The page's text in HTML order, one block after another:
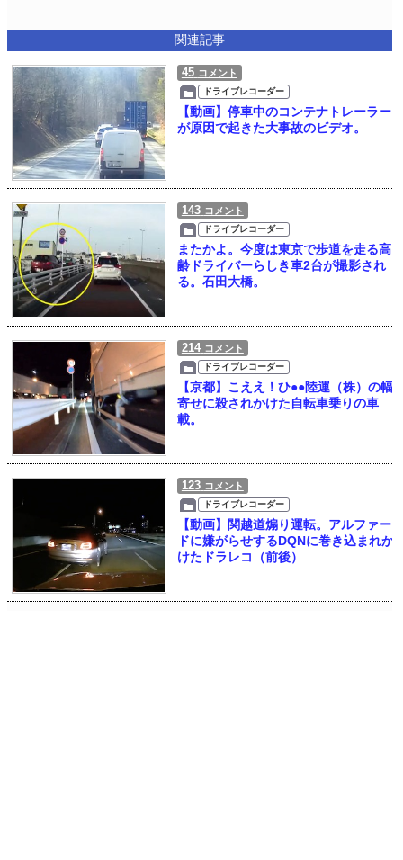
関連記事
45 コメント
ドライブレコーダー
【動画】停車中のコンテナトレーラー
が原因で起きた大事故のビデオ。
143 コメント
ドライブレコーダー
またかよ。今度は東京で歩道を走る高
齢ドライバーらしき車2台が撮影され
る。石田大橋。
214 コメント
ドライブレコーダー
【京都】こええ！ひ●●陸運（株）の幅
寄せに殺されかけた自転車乗りの車
載。
123 コメント
ドライブレコーダー
【動画】関越道煽り運転。アルファー
ドに嫌がらせするDQNに巻き込まれか
けたドラレコ（前後）